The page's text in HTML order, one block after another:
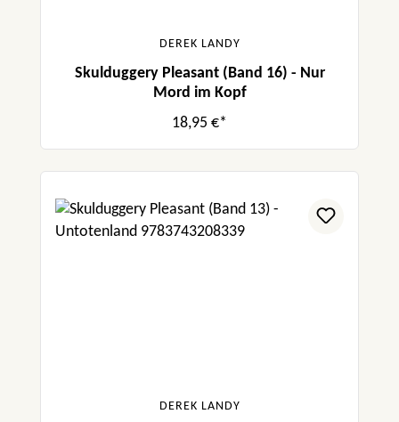
DEREK LANDY
Skulduggery Pleasant (Band 16) - Nur
Mord im Kopf
18,95 €*
DEREK LANDY